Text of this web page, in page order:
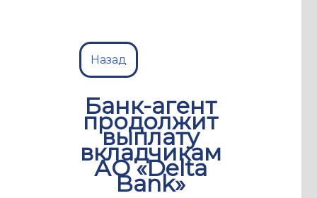
Назад
Банк-агент
продолжит
выплату
вкладчикам
АО «Delta
Bank»